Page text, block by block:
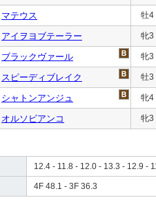
マテウス 牡4
アイヲヨブテーラー 牝3
ブラックヴァール 牝3
スピーディブレイク 牡3
シャトンアンジュ 牝4
オルソビアンコ 牝3
12.4 - 11.8 - 12.0 - 13.3 - 12.9 -
4F 48.1 - 3F 36.3